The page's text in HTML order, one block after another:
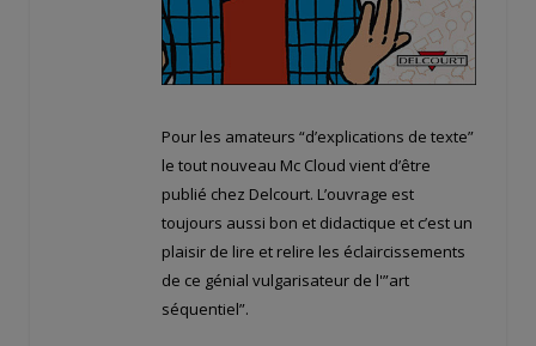
Pour les amateurs “d’explications de texte”
le tout nouveau Mc Cloud vient d’être
publié chez Delcourt. L’ouvrage est
toujours aussi bon et didactique et c’est un
plaisir de lire et relire les éclaircissements
de ce génial vulgarisateur de l'”art
séquentiel”.